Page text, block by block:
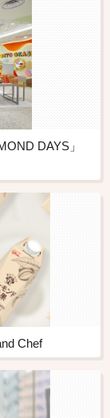
DAYS」
Chef